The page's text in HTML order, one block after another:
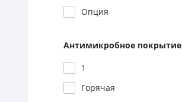
Опция
Антимикробное покрытие
1
Горячая